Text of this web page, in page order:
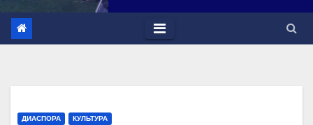
ДИАСПОРА КУЛЬТУРА